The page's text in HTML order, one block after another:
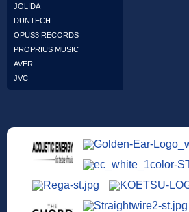
JOLIDA
DUNTECH
OPUS3 RECORDS
PROPRIUS MUSIC
AVER
JVC